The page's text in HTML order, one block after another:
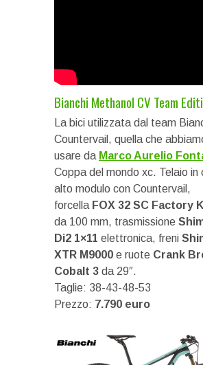
Bianchi Methanol CV Team
La bici utilizzata dal team
Countervail, quella che
usare da Marco Aurelio
Coppa del mondo xc. Telaio in
alto modulo con Countervail,
forcella FOX 32 SC Factory
da 100 mm, trasmissione
Di2 1×11 elettronica, freni
XTR M9000 e ruote Crank
Cobalt 3 da 29″.
Taglie: 38-43-48-53
Prezzo: 7.790 euro